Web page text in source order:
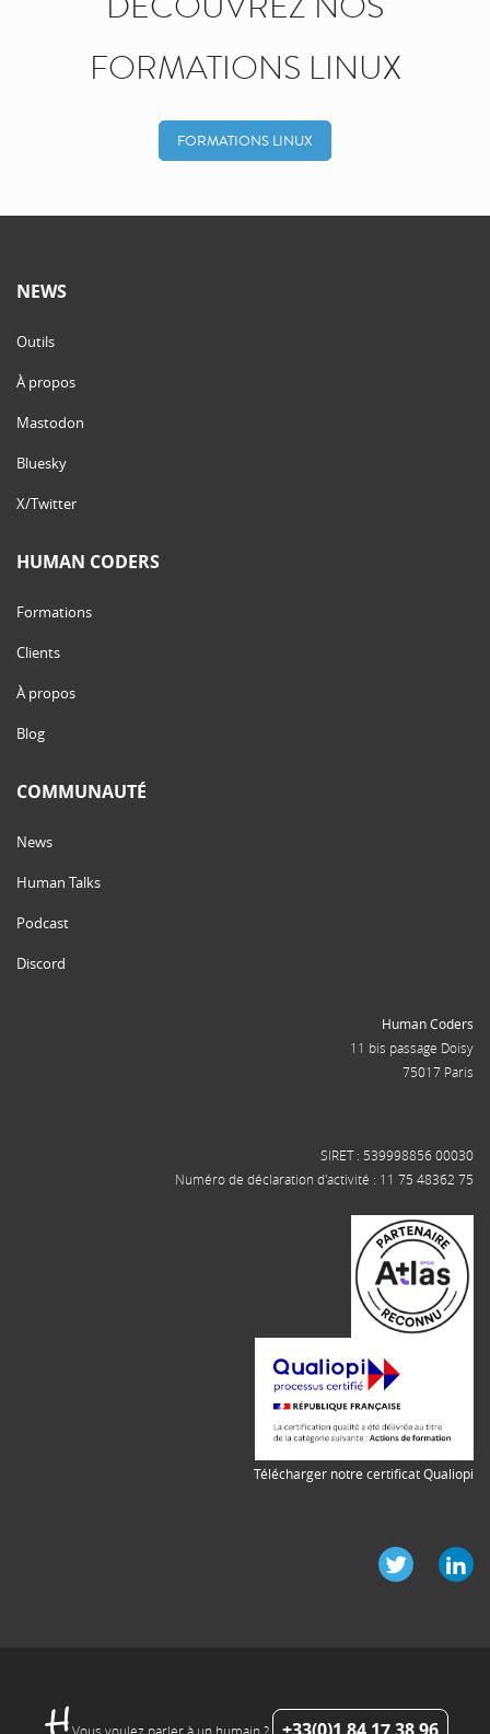
FORMATIONS LINUX
FORMATIONS LINUX
NEWS
Outils
À propos
Mastodon
Bluesky
X/Twitter
HUMAN CODERS
Formations
Clients
À propos
Blog
COMMUNAUTÉ
News
Human Talks
Podcast
Discord
Human Coders
11 bis passage Doisy
75017 Paris
SIRET : 539998856 00030
Numéro de déclaration d'activité : 11 75 48362 75
Télécharger notre certificat Qualiopi